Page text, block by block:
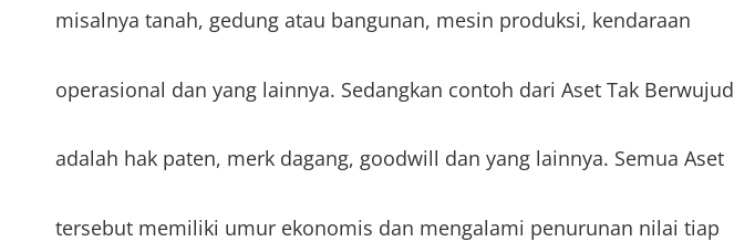
misalnya tanah, gedung atau bangunan, mesin produksi, kendaraan
operasional dan yang lainnya. Sedangkan contoh dari Aset Tak Berwujud
adalah hak paten, merk dagang, goodwill dan yang lainnya. Semua Aset
tersebut memiliki umur ekonomis dan mengalami penurunan nilai tiap